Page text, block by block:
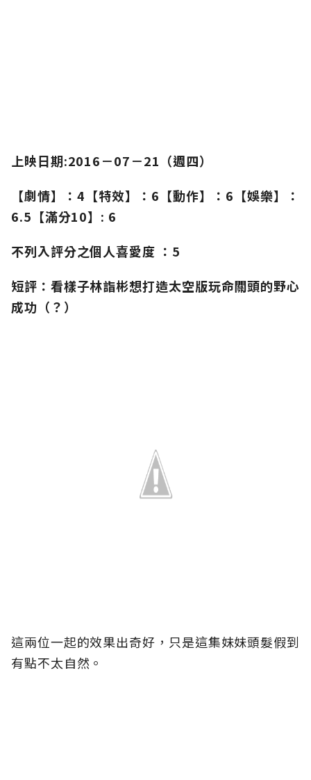
上映日期:2016－07－21（週四）
【劇情】：4【特效】：6【動作】：6【娛樂】：
6.5【滿分10】: 6
不列入評分之個人喜愛度 ：5
短評：看樣子林詣彬想打造太空版玩命關頭的野心
成功（？）
這兩位一起的效果出奇好，只是這集妹妹頭髮假到
有點不太自然。